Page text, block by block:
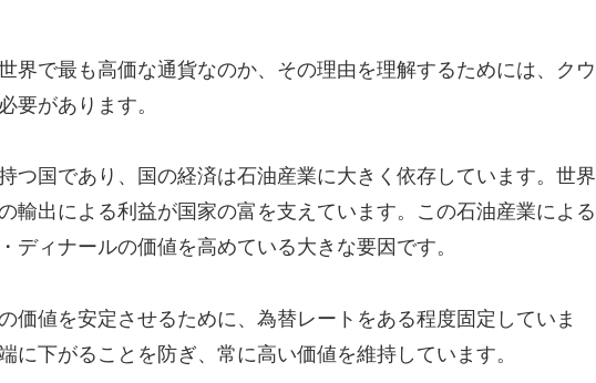
界で最も高価な通貨なのか、その理由を理解するためには、クウ
要があります。
つ国であり、国の経済は石油産業に大きく依存しています。世界
輸出による利益が国家の富を支えています。この石油産業による
ディナールの価値を高めている大きな要因です。
価値を安定させるために、為替レートをある程度固定していま
に下がることを防ぎ、常に高い価値を維持しています。